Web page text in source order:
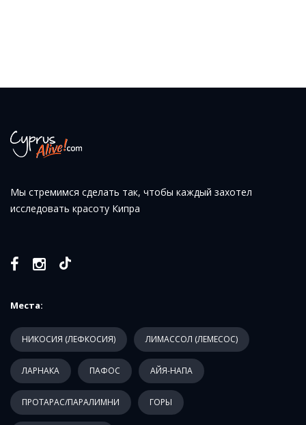
Мы стремимся сделать так, чтобы каждый захотел
исследовать красоту Кипра
Места:
НИКОСИЯ (ЛЕФКОСИЯ) ЛИМАССОЛ (ЛЕМЕСОС)
ЛАРНАКА ПАФОС АЙЯ-НАПА
ПРОТАРАС/ПАРАЛИМНИ ГОРЫ